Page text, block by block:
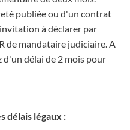
publiée ou d'un contrat
à déclarer par
de mandataire judiciaire. A
délai de 2 mois pour
délais légaux :